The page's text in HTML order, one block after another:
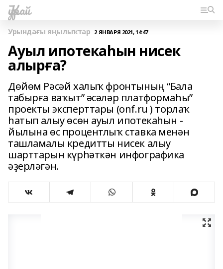
Ҡурай
Урындағы яңылыҡтар 2 ЯНВАРЯ 2021, 14:47
Ауыл ипотекаһын нисек
алырға?
Дөйөм Рәсәй халыҡ фронтының “Бала
табырға ваҡыт” әсәләр платформаһы”
проекты эксперттары (onf.ru ) торлаҡ
һатып алыу өсөн ауыл ипотекаһын -
йылына өс процентлыҡ ставка менән
ташламалы кредитты нисек алыу
шарттарын күрһәткән инфографика
әҙерләгән.